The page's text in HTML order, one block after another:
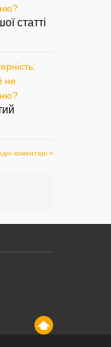
статті
не
коментарі »